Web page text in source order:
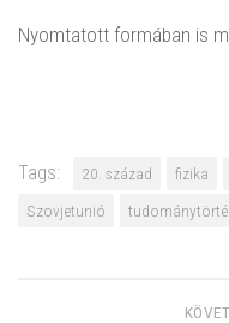
Nyomtatott formában is
Tags: 20. század fizika
Szovjetunió